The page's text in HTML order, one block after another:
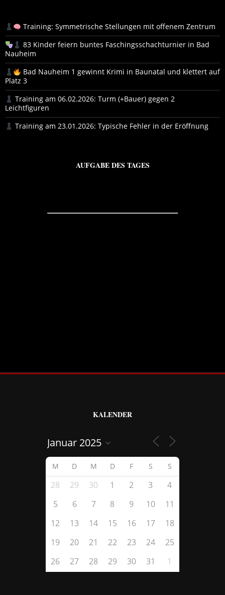
Training: Symmetrische Stellungen mit offenem Zentrum
83 Kinder feiern buntes Faschingsschachturnier in Bad
Nauheim
Bad Nauheim 1 gewinnt Krimi in Baunatal und klettert auf
Platz 3
Training am 06.02.2026: Turm (+Bauer) gegen 2
Leichtfiguren
Training am 23.01.2026: Typische Fehler in der Eröffnung
AUFGABE DES TAGES
KALENDER
M D M D F S S
28 29 30 1 2 3
4
5
6 7 8 9 10
11
12
13 14 15 16 17
18
19
20 21 22 23 24
25
26
27 28 29 30 31 1